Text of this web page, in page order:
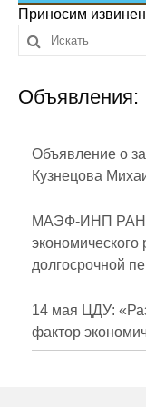
Отчетность
Публикации
Научная жизнь
Издания
О
Приносим
Объявления:
Объявление о
Кузнецова
МАЭФ-ИНП РАН:
экономического
долгосрочной
14 мая ЦДУ:
фактор